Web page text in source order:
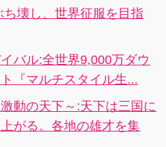
に汗
す。
す。
デバイスで最
から懐かしの
名作まで、人
気映画やテレ
ビドラマシリ
ーズ、アニメ
などが見れ
壊し、世界征服を目指
バル:全世界9,000万ダウ
『マルチスタイル生...
動の天下～:天下は三国に
がる。各地の雄才を集